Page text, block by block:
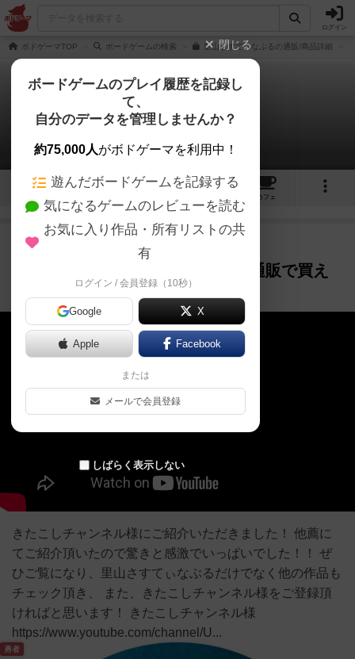
ログイン
ボドゲーマTOP ボードゲームの検索 里山さすてぃなぶるの通販/商品詳細
里山さすてぃなぶる
2件の動画
9 2 2
カフェ
作品紹介
【きたこしチャンネル】第３回＊通販で買え
るボードゲームを紹介する生配信
きたこしチャンネル様にご紹介いただきました！ 他薦に
てご紹介頂いたので驚きと感激でいっぱいでした！！ ぜ
ひご覧になり、里山さすてぃなぶるだけでなく他の作品も
チェック頂き、 また、きたこしチャンネル様をご登録頂
ければと思います！ きたこしチャンネル様
https://www.youtube.com/channel/U...
勇者
閉じる
ボードゲームのプレイ履歴を記録し
て、
自分のデータを管理しませんか？
約75,000人がボドゲーマを利用中！
遊んだボードゲームを記録する
気になるゲームのレビューを読む
お気に入り作品・所有リストの共
有
ログイン / 会員登録（10秒）
Google X
Apple Facebook
または
メールで会員登録
しばらく表示しない